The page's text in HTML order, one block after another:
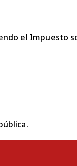
el Impuesto